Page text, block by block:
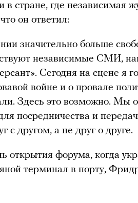
в стране, где независимая
он ответил:
значительно больше
независимые СМИ,
Сегодня на сцене я
войне и о провале
Здесь это возможно. Мы
посредничества и
с другом, а не друг о друге.
открытия форума, когда
терминал в порту,